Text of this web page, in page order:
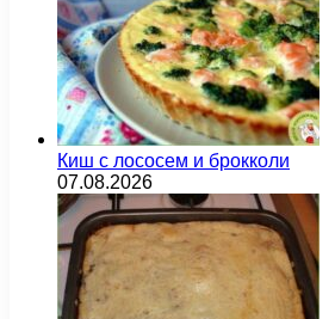
Киш с лососем и брокколи
07.08.2026